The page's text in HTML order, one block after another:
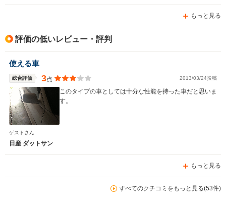
もっと見る
評価の低いレビュー・評判
使える車
総合評価 3点 2013/03/24投稿
このタイプの車としては十分な性能を持った車だと思いま
す。
ゲストさん
日産 ダットサン
もっと見る
すべてのクチコミをもっと見る(53件)